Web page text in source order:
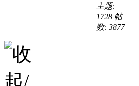
主题:
1728 帖
数: 3877